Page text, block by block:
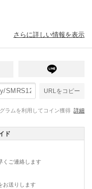
さらに詳しい情報を表示
URLをコピー
ラムを利用してコイン獲得 詳細
ド
くご連絡します
お送りします